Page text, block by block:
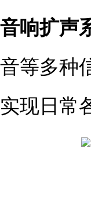
音响扩声
音等多种
实现日常